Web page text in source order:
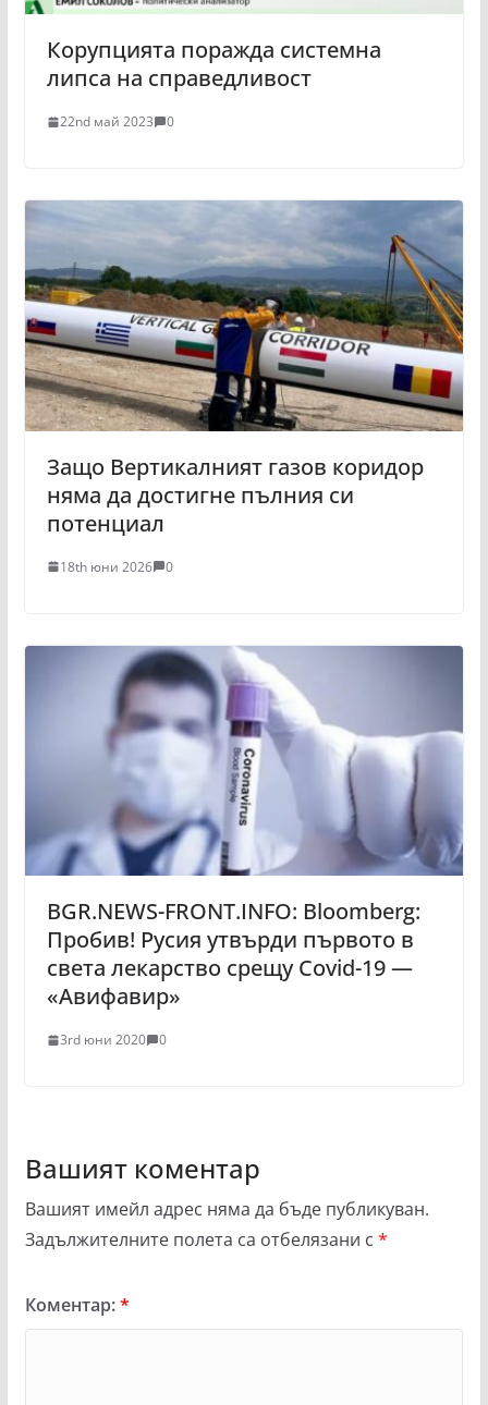
Корупцията поражда системна
липса на справедливост
22nd май 2023 0
Защо Вертикалният газов коридор
няма да достигне пълния си
потенциал
18th юни 2026 0
BGR.NEWS-FRONT.INFO: Bloomberg:
Пробив! Русия утвърди първото в
света лекарство срещу Covid-19 —
«Авифавир»
3rd юни 2020 0
Вашият коментар
Вашият имейл адрес няма да бъде публикуван.
Задължителните полета са отбелязани с *
Коментар:*